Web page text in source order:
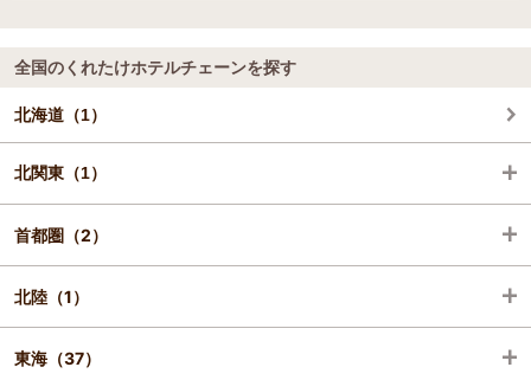
全国のくれたけホテルチェーンを探す
北海道（1）
北関東（1）
群馬（1）
首都圏（2）
東京（2）
北陸（1）
石川（1）
東海（37）